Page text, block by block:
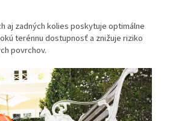
aj zadných kolies poskytuje optimálne
terénnu dostupnosť a znižuje riziko
povrchov.